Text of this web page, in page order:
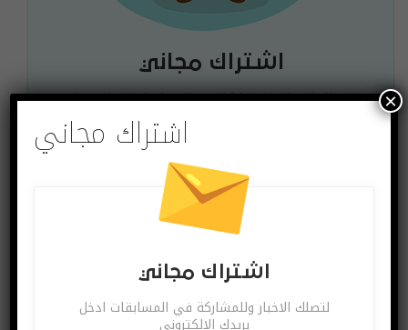
اشتراك مجاني
لتصلك الاخبار وللمشاركة في المسابقات ادخل بريدك
الالكتروني
يمكنك الغاء الاشتراك ساعة ما تشاء
البوست القادم
اشتراك مجاني
اشتراك مجاني
لتصلك الاخبار وللمشاركة في المسابقات ادخل
بريدك الالكتروني
×